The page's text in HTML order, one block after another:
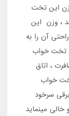
این تخت
می باشد ، وزن این
که به راحتی آن را به
تخت خواب
، اتاق
خواب
سرخود
پر و خالی مینماید